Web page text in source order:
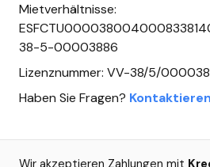
Mietverhältnisse:
38-5-00003886
Lizenznummer: VV-38/5/
Haben Sie Fragen?